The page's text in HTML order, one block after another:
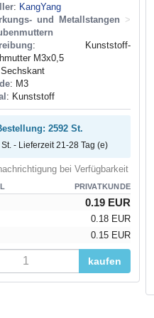
: KangYang
und Metallstangen >
: Kunststoff-
М3x0,5
: M3
: Kunststoff
2592 St.
- Lieferzeit 21-28 Tag (e)
bei Verfügbarkeit
PRIVATKUNDE
0.19 EUR
0.18 EUR
0.15 EUR
kaufen